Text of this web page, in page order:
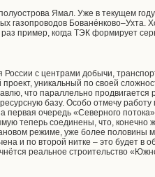
Ямал. Уже в текущем
газопроводов Бованéнково–Ухта.
раз пример, когда ТЭК формирует
с центрами добычи,
уникальный по своей
что параллельно
базу. Особо отмечу
очередь «Северного
теперь соединены, что,
режиме, уже более половины
и по второй нитке – это будет в
реальное строительство